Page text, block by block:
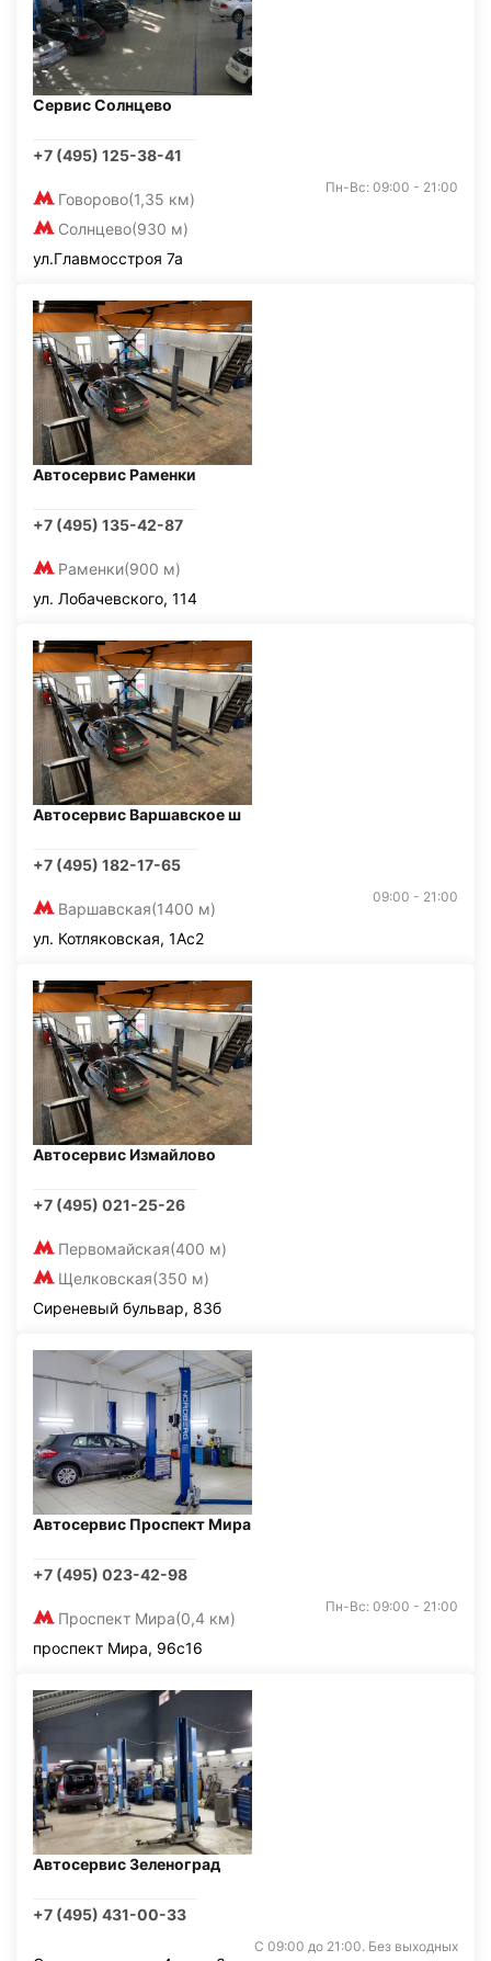
Сервис Солнцево
+7 (495) 125-38-41
Говорово(1,35 км)
Солнцево(930 м)
Пн-Вс: 09:00 - 21:00
ул.Главмосстроя 7а
Автосервис Раменки
+7 (495) 135-42-87
Раменки(900 м)
ул. Лобачевского, 114
Автосервис Варшавское ш
+7 (495) 182-17-65
Варшавская(1400 м)
09:00 - 21:00
ул. Котляковская, 1Ас2
Автосервис Измайлово
+7 (495) 021-25-26
Первомайская(400 м)
Щелковская(350 м)
Сиреневый бульвар, 83б
Автосервис Проспект Мира
+7 (495) 023-42-98
Проспект Мира(0,4 км)
Пн-Вс: 09:00 - 21:00
проспект Мира, 96с16
Автосервис Зеленоград
+7 (495) 431-00-33
С 09:00 до 21:00. Без выходных